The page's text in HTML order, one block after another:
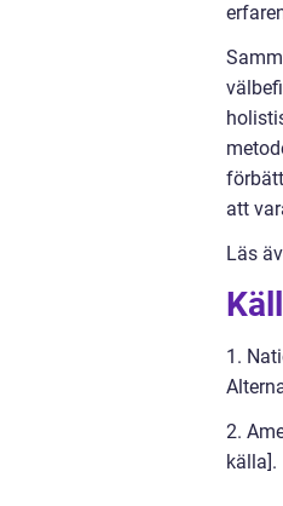
att
Läs
1.
2.
källa].